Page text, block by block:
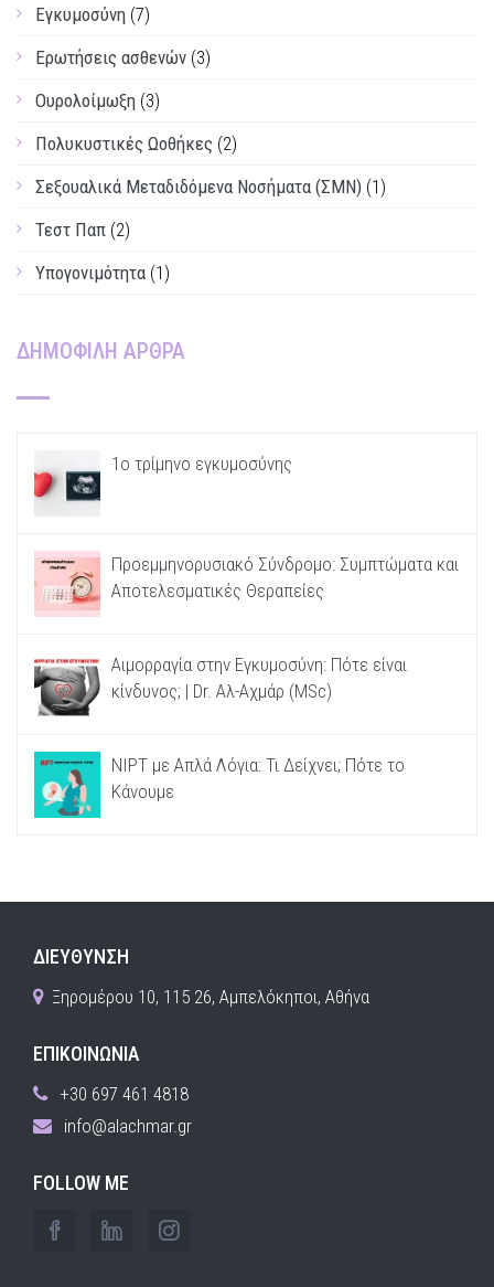
Εγκυμοσύνη (7)
Ερωτήσεις ασθενών (3)
Ουρολοίμωξη (3)
Πολυκυστικές Ωοθήκες (2)
Σεξουαλικά Μεταδιδόμενα Νοσήματα (ΣΜΝ) (1)
Τεστ Παπ (2)
Υπογονιμότητα (1)
ΔΗΜΟΦΙΛΗ ΑΡΘΡΑ
1ο τρίμηνο εγκυμοσύνης
Προεμμηνορυσιακό Σύνδρομο: Συμπτώματα και
Αποτελεσματικές Θεραπείες
Αιμορραγία στην Εγκυμοσύνη: Πότε είναι
κίνδυνος; | Dr. Αλ-Αχμάρ (MSc)
NIPT με Απλά Λόγια: Τι Δείχνει; Πότε το
Κάνουμε
ΔΙΕΥΘΥΝΣΗ
Ξηρομέρου 10, 115 26, Αμπελόκηποι, Αθήνα
ΕΠΙΚΟΙΝΩΝΙΑ
+30 697 461 4818
info@alachmar.gr
FOLLOW ME